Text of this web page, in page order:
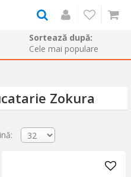
Sortează după:
Zokura